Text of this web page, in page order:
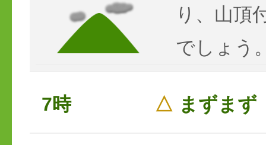
り、山頂
でしょう
7時 △ まずまず